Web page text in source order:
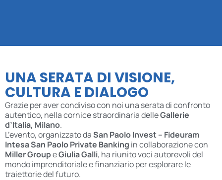
UNA SERATA DI VISIONE,
CULTURA E DIALOGO
Grazie per aver condiviso con noi una serata di confronto
autentico, nella cornice straordinaria delleGallerie
d’Italia, Milano.
L’evento, organizzato daSan Paolo Invest – Fideuram
Intesa San Paolo Private Banking in collaborazione con
Miller GroupeGiulia Galli, ha riunito voci autorevoli del
mondo imprenditoriale e finanziario per esplorare le
traiettorie del futuro.